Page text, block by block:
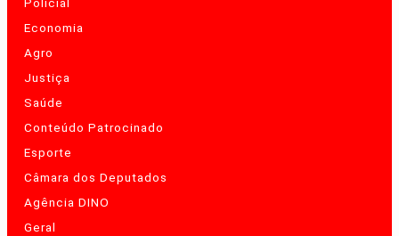
Economia
Agro
Justiça
Saúde
Conteúdo Patrocinado
Esporte
Câmara dos Deputados
Agência DINO
Geral